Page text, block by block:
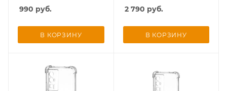
990 руб.
В КОРЗИНУ
2 790 руб.
В КОРЗИНУ
недели